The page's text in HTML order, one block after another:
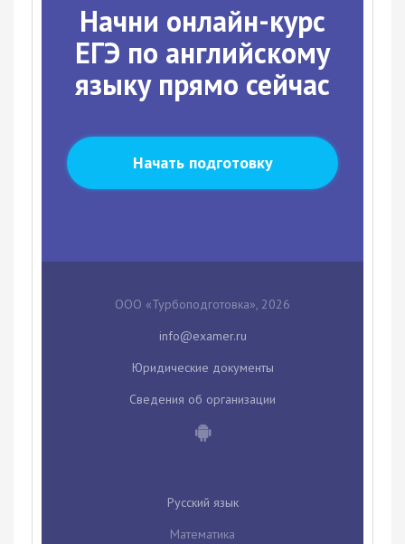
Начни онлайн-курс
ЕГЭ по английскому
языку прямо сейчас
Начать подготовку
ООО «Турбоподготовка», 2026
Юридические документы
Сведения об организации
Русский язык
Математика